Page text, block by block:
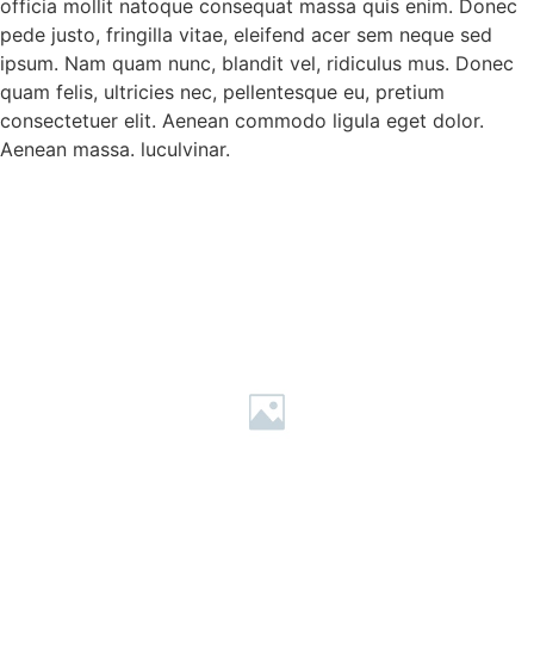
officia mollit natoque consequat massa quis enim. Donec
pede justo, fringilla vitae, eleifend acer sem neque sed
ipsum. Nam quam nunc, blandit vel, ridiculus mus. Donec
quam felis, ultricies nec, pellentesque eu, pretium
consectetuer elit. Aenean commodo ligula eget dolor.
Aenean massa. luculvinar.